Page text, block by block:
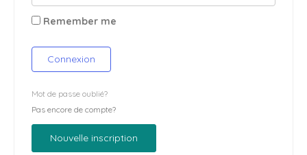
Remember me
Connexion
Mot de passe oublié?
Pas encore de compte?
Nouvelle inscription